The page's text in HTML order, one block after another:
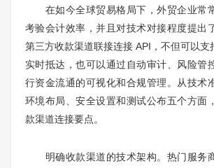
在如今全球贸易格局下，外贸企业常
考验会计效率，并且对技术对接程度提出
第三方收款渠道联接连接 API，不但可以支
实时抵达，也可以通过自动审计、风险管
行资金流通的可视化和合规管理。从技术
环境布局、安全设置和测试公布五个方面
款渠道连接要点。
明确收款渠道的技术架构。热门服务